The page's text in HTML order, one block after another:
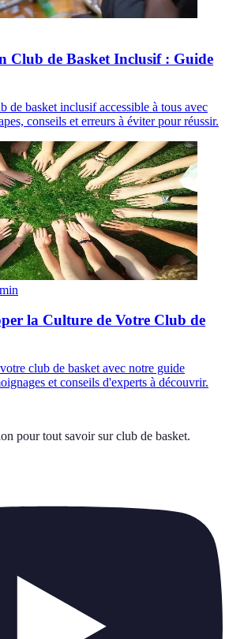
Club de Basket Inclusif : Guide
de basket inclusif accessible à tous avec
conseils et erreurs à éviter pour réussir.
min
la Culture de Votre Club de
club de basket avec notre guide
et conseils d'experts à découvrir.
pour tout savoir sur club de basket.